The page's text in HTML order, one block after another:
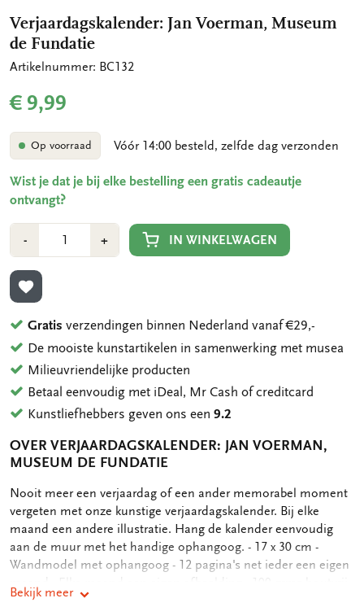
Verjaardagskalender: Jan Voerman, Museum
de Fundatie
Artikelnummer: BC132
€ 9,99
Op voorraad Vóór 14:00 besteld, zelfde dag verzonden
Wist je dat je bij elke bestelling een gratis cadeautje
ontvangt?
-Min
1
+Plus
1
IN WINKELWAGEN
TOEVOEGEN AAN VERLANGLIJST
Gratis verzendingen binnen Nederland vanaf €29,-
De mooiste kunstartikelen in samenwerking met musea
Milieuvriendelijke producten
Betaal eenvoudig met iDeal, Mr Cash of creditcard
Kunstliefhebbers geven ons een9.2
OVER VERJAARDAGSKALENDER: JAN VOERMAN,
MUSEUM DE FUNDATIE
OMSCHRIJVING
Nooit meer een verjaardag of een ander memorabel moment
vergeten met onze kunstige verjaardagskalender. Bij elke
maand een andere illustratie. Hang de kalender eenvoudig
aan de muur met het handige ophangoog. - 17 x 30 cm -
Wandmodel met ophangoog - 12 pagina's net ieder een eigen
offwhite papier - 162 gram
Bekijk meer